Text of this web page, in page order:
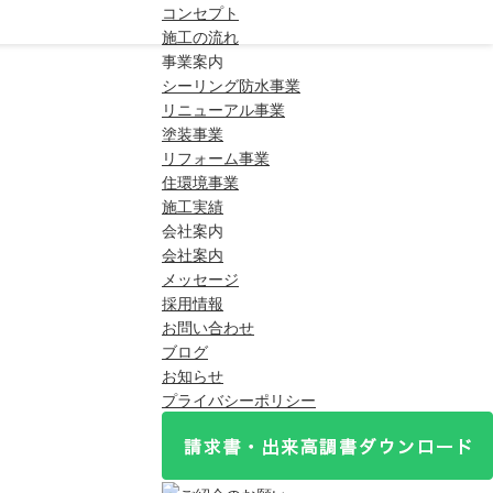
コンセプト
施工の流れ
事業案内
シーリング防水事業
リニューアル事業
塗装事業
リフォーム事業
住環境事業
施工実績
会社案内
会社案内
メッセージ
採用情報
お問い合わせ
ブログ
お知らせ
プライバシーポリシー